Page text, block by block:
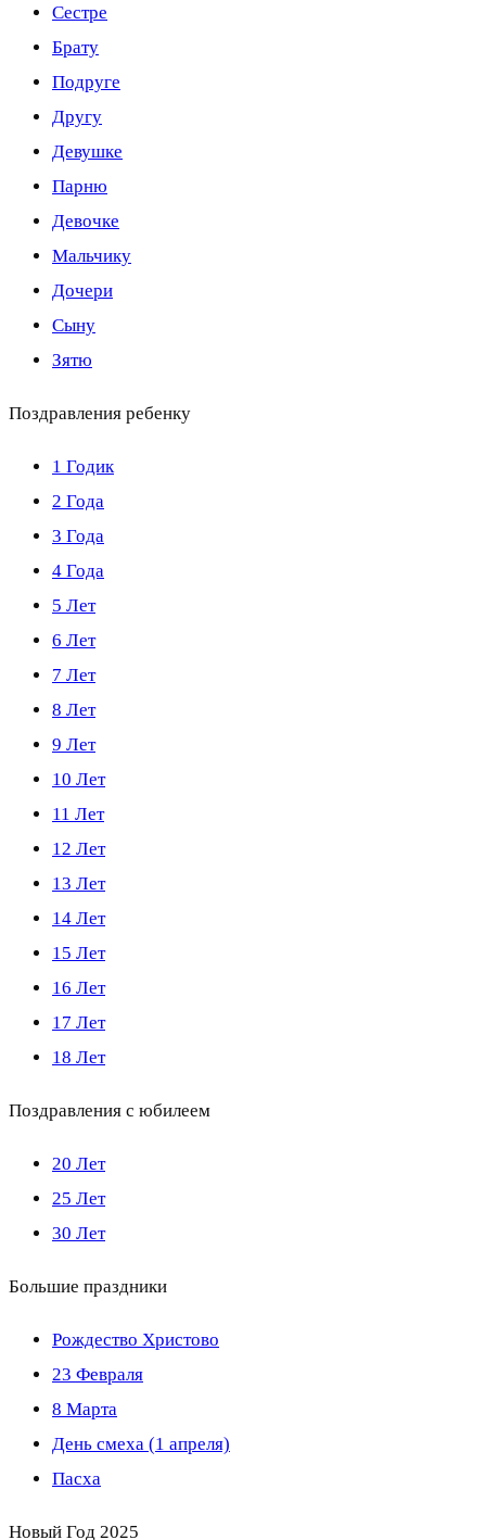
Сестре
Брату
Подруге
Другу
Девушке
Парню
Девочке
Мальчику
Дочери
Сыну
Зятю
Поздравления ребенку
1 Годик
2 Года
3 Года
4 Года
5 Лет
6 Лет
7 Лет
8 Лет
9 Лет
10 Лет
11 Лет
12 Лет
13 Лет
14 Лет
15 Лет
16 Лет
17 Лет
18 Лет
Поздравления с юбилеем
20 Лет
25 Лет
30 Лет
Большие праздники
Рождество Христово
23 Февраля
8 Марта
День смеха (1 апреля)
Пасха
Новый Год 2025